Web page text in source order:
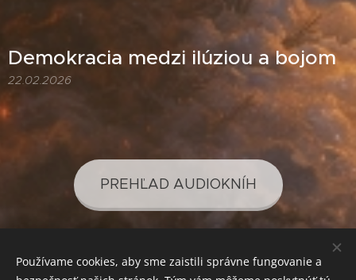
Demokracia medzi ilúziou a bojom
22.02.2026
PREHĽAD AUDIOKNÍH
PREHĽAD PODCASTOV
Používame cookies, aby sme zaistili správne fungovanie a